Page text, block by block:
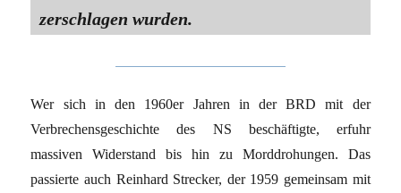
zerschlagen wurden.
Wer sich in den 1960er Jahren in der BRD mit der
Verbrechensgeschichte des NS beschäftigte, erfuhr
massiven Widerstand bis hin zu Morddrohungen. Das
passierte auch Reinhard Strecker, der 1959 gemeinsam mit